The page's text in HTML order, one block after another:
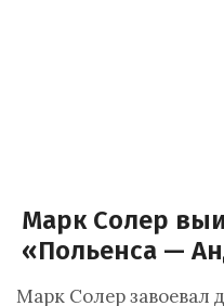
Марк Солер
«Польенса —
Марк Солер завоевал